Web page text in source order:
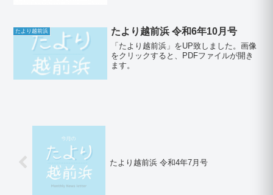
たより越前浜 たより越前浜 令和6年10月号
「たより越前浜」をUP致しました。画像
をクリックすると、PDFファイルが開き
ます。
たより越前浜 令和4年7月号